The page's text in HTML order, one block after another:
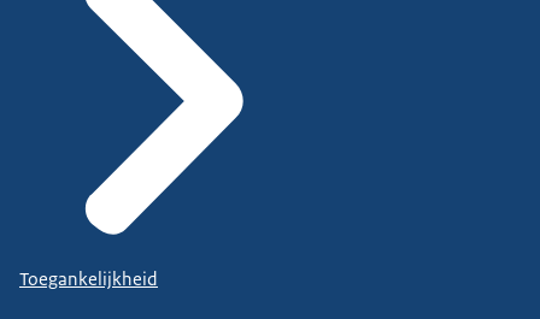
Toegankelijkheid